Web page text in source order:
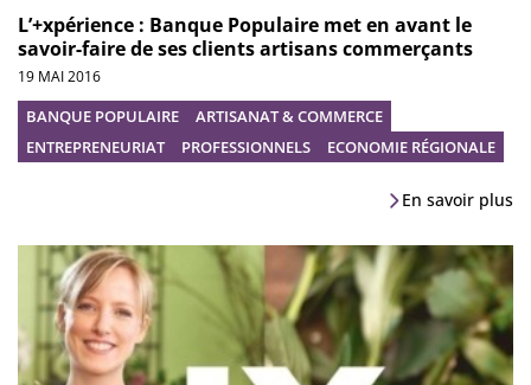
L’+xpérience : Banque Populaire met en avant le
savoir-faire de ses clients artisans commerçants
19 MAI 2016
BANQUE POPULAIRE
ARTISANAT & COMMERCE
ENTREPRENEURIAT
PROFESSIONNELS ECONOMIE RÉGIONALE
En savoir plus